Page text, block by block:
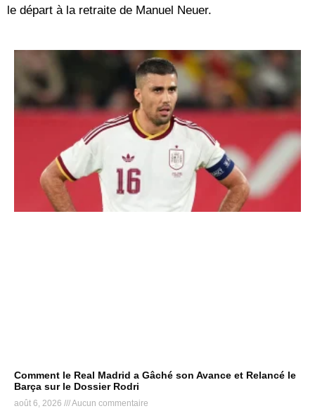
le départ à la retraite de Manuel Neuer.
Comment le Real Madrid a Gâché son Avance et Relancé le
Barça sur le Dossier Rodri
août 6, 2026 Aucun commentaire